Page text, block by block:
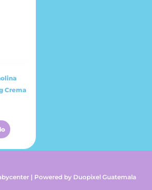
Crema
| Powered by Duopixel Guatemala